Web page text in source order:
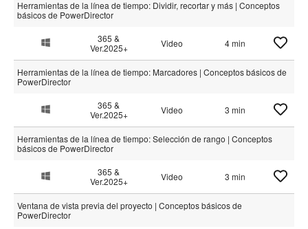
Herramientas de la línea de tiempo: Dividir, recortar y más | Conceptos
básicos de PowerDirector
365 &
Ver.2025+
Video 4 min
Herramientas de la línea de tiempo: Marcadores | Conceptos básicos de
PowerDirector
365 &
Ver.2025+
Video 3 min
Herramientas de la línea de tiempo: Selección de rango | Conceptos
básicos de PowerDirector
365 &
Ver.2025+
Video 3 min
Ventana de vista previa del proyecto | Conceptos básicos de
PowerDirector